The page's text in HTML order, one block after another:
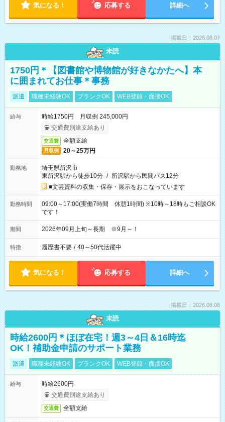
気になる！ 応募する 詳細へ
掲載日：2026.08.07
未読
1750円＊【図書館や博物館が好きなかたへ】本
に囲まれてお仕事＊事務
派遣 職種未経験OK ブランクOK WEB登録・面接OK
給与
時給1750円 月収例 245,000円
交通費別途支給あり
交通費 全額支給
月収例 20～25万円
勤務地
埼玉県所沢市
東所沢駅から徒歩10分 / 所沢駅から民間バス12分
■文芸資料の収集・保存・展示をおこなっています
勤務時間
09:00～17:00(実働7時間 休憩1時間) ※10時～18時もご相談OK
です！
期間 2026年09月上旬～長期 ※9月～！
特徴 履歴書不要 / 40～50代活躍中
気になる！ 応募する 詳細へ
掲載日：2026.08.08
未読
時給2600円＊ほぼ在宅！週3～4日＆16時迄
OK！補助金申請のサポート業務
派遣 職種未経験OK ブランクOK WEB登録・面接OK
給与
時給2600円
交通費別途支給あり
交通費 全額支給